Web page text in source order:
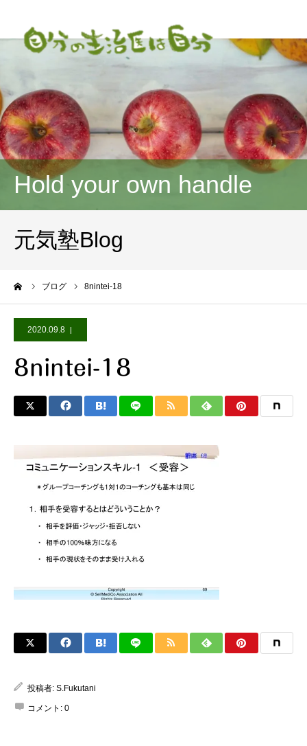
Hold your own handle
元気塾Blog
ブログ 8nintei-18
2020.09.8
8nintei-18
投稿者: S.Fukutani
コメント: 0